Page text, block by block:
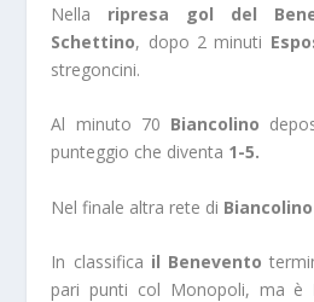
Nella ripresa gol del
Schettino, dopo 2 minuti
stregoncini.
Al minuto 70 Biancolino
punteggio che diventa 1-5.
Nel finale altra rete di
In classifica il Benevento
pari punti col Monopoli, ma è